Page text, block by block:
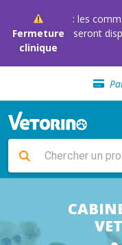
Fermeture
clinique
: les
seront
Livraison
Livraison